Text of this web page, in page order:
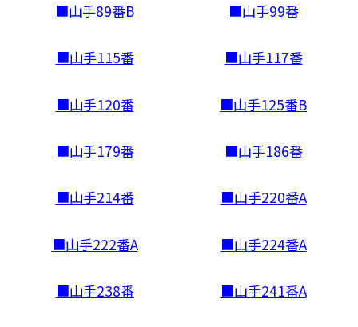
■山手89番B ■山手99番
■山手115番 ■山手117番
■山手120番 ■山手125番B
■山手179番 ■山手186番
■山手214番 ■山手220番A
■山手222番A ■山手224番A
■山手238番 ■山手241番A